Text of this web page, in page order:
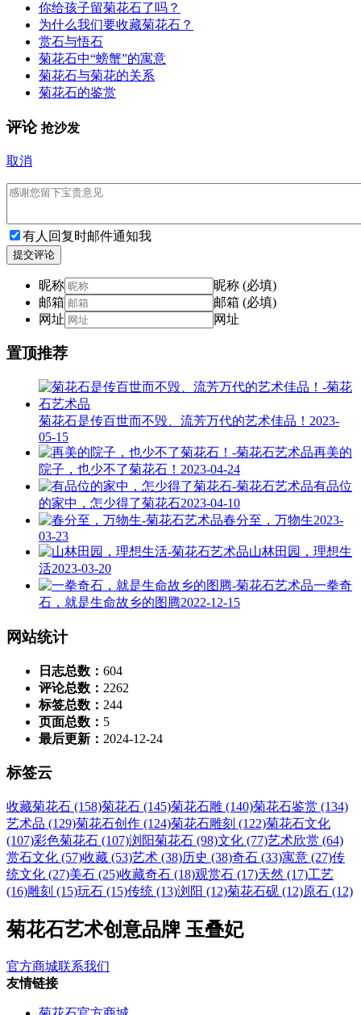
你给孩子留菊花石了吗？
为什么我们要收藏菊花石？
赏石与悟石
菊花石中“螃蟹”的寓意
菊花石与菊花的关系
菊花石的鉴赏
评论 抢沙发
取消
有人回复时邮件通知我
提交评论
昵称
昵称 (必填)
邮箱
邮箱 (必填)
网址
网址
置顶推荐
菊花石是传百世而不毁、流芳万代的艺术佳品！ 2023-
05-15
再美的
院子，也少不了菊花石！ 2023-04-24
有品位
的家中，怎少得了菊花石2023-04-10
春分至，万物生2023-
03-23
山林田园，理想生
活2023-03-20
一拳奇
石，就是生命故乡的图腾2022-12-15
网站统计
日志总数： 604
评论总数： 2262
标签总数： 244
页面总数： 5
最后更新： 2024-12-24
标签云
收藏菊花石 (158)菊花石 (145)菊花石雕 (140)菊花石鉴赏 (134)
艺术品 (129)菊花石创作 (124)菊花石雕刻 (122)菊花石文化
(107)彩色菊花石 (107)浏阳菊花石 (98)文化 (77)艺术欣赏 (64)
赏石文化 (57)收藏 (53)艺术 (38)历史 (38)奇石 (33)寓意 (27)传
统文化 (27)美石 (25)收藏奇石 (18)观赏石 (17)天然 (17)工艺
(16)雕刻 (15)玩石 (15)传统 (13)浏阳 (12)菊花石砚 (12)原石 (12)
菊花石艺术创意品牌 玉叠妃
官方商城联系我们
友情链接